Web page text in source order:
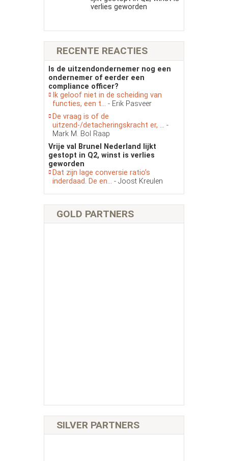
verlies geworden
RECENTE REACTIES
Is de uitzendondernemer nog een
ondernemer of eerder een
compliance officer?
Ik geloof niet in de scheiding van
functies, een t... - Erik Pasveer
De vraag is of de
uitzend-/detacheringskracht er, ... -
Mark M. Bol Raap
Vrije val Brunel Nederland lijkt
gestopt in Q2, winst is verlies
geworden
Dat zijn lage conversie ratio’s
inderdaad. De en... - Joost Kreulen
GOLD PARTNERS
SILVER PARTNERS